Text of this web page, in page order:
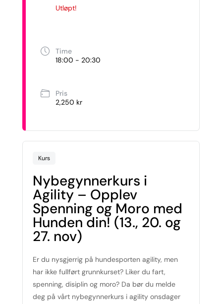
Utløpt!
Time
18:00 - 20:30
Pris
2,250 kr
Kurs
Nybegynnerkurs i
Agility – Opplev
Spenning og Moro med
Hunden din! (13., 20. og
27. nov)
Er du nysgjerrig på hundesporten agility, men
har ikke fullført grunnkurset? Liker du fart,
spenning, disiplin og moro? Da bør du melde
deg på vårt nybegynnerkurs i agility onsdager